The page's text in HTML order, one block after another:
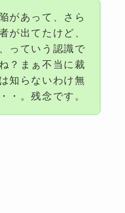
があって、さら
が出てたけど、
っていう認識で
？まぁ不当に裁
知らないわけ無
・。残念です。